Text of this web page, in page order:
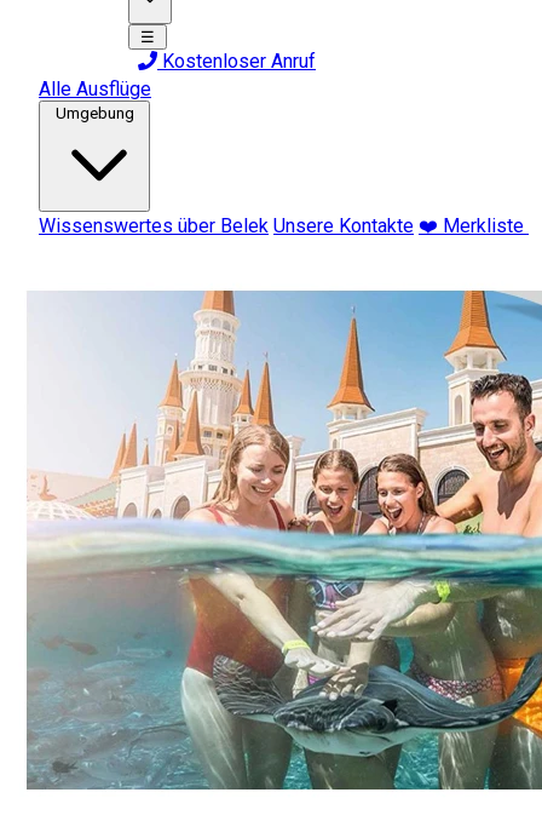
☰
Kostenloser Anruf
Alle Ausflüge
Umgebung
Wissenswertes über Belek Unsere Kontakte ❤️ Merkliste